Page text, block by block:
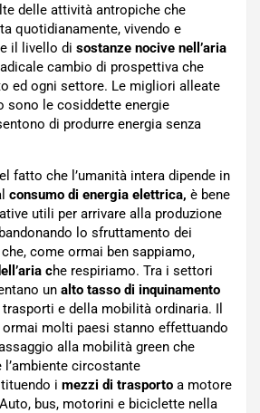
delle attività antropiche che
quotidianamente, vivendo e
il livello di sostanze nocive nell’aria
cambio di prospettiva che
ed ogni settore. Le migliori alleate
sono le cosiddette energie
di produrre energia senza
fatto che l’umanità intera dipende in
consumo di energia elettrica, è bene
utili per arrivare alla produzione
lo sfruttamento dei
come ormai ben sappiamo,
che respiriamo. Tra i settori
un alto tasso di inquinamento
e della mobilità ordinaria. Il
molti paesi stanno effettuando
alla mobilità green che
circostante
i mezzi di trasporto a motore
Auto, bus, motorini e biciclette nella